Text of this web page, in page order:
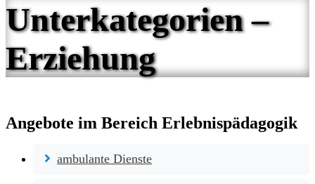
Unterkategorien –
Erziehung
Angebote im Bereich Erlebnispädagogik
ambulante Dienste